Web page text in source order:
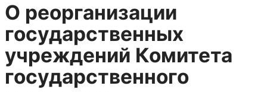
О реорганизации
государственных
учреждений Комитета
государственного